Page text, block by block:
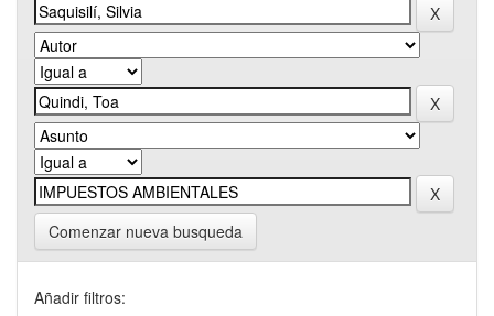
Comenzar nueva busqueda
Añadir filtros: